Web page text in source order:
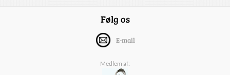
Følg os
E-mail
Medlem af: